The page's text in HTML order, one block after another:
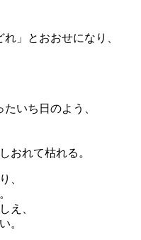
」とおおせになり、
いち日のよう、
おれて枯れる。
、
え、
。